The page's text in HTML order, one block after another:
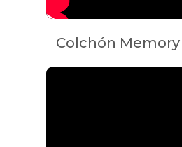
Colchón Memory